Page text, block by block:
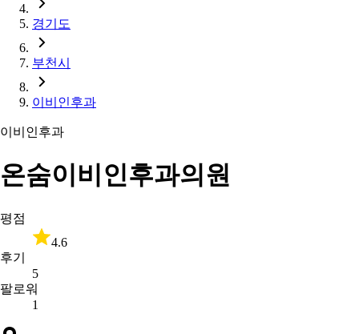
경기도
부천시
이비인후과
이비인후과
온숨이비인후과의원
평점
4.6
후기
5
팔로워
1